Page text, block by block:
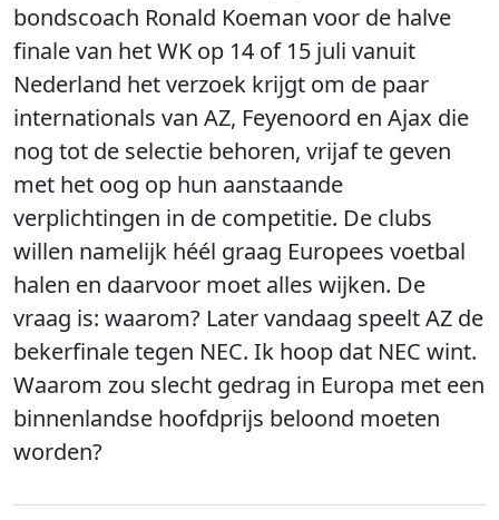
bondscoach Ronald Koeman voor de halve
finale van het WK op 14 of 15 juli vanuit
Nederland het verzoek krijgt om de paar
internationals van AZ, Feyenoord en Ajax die
nog tot de selectie behoren, vrijaf te geven
met het oog op hun aanstaande
verplichtingen in de competitie. De clubs
willen namelijk héél graag Europees voetbal
halen en daarvoor moet alles wijken. De
vraag is: waarom? Later vandaag speelt AZ de
bekerfinale tegen NEC. Ik hoop dat NEC wint.
Waarom zou slecht gedrag in Europa met een
binnenlandse hoofdprijs beloond moeten
worden?